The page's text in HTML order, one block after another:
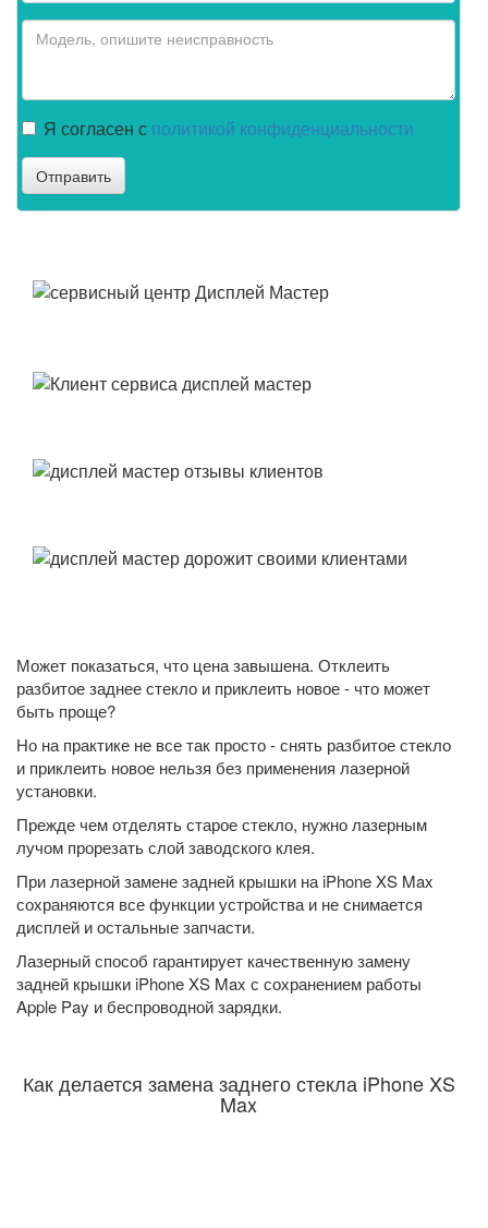
Я согласен с политикой конфиденциальности
Отправить
Может показаться, что цена завышена. Отклеить
разбитое заднее стекло и приклеить новое - что может
быть проще?
Но на практике не все так просто - снять разбитое стекло
и приклеить новое нельзя без применения лазерной
установки.
Прежде чем отделять старое стекло, нужно лазерным
лучом прорезать слой заводского клея.
При лазерной замене задней крышки на iPhone XS Max
сохраняются все функции устройства и не снимается
дисплей и остальные запчасти.
Лазерный способ гарантирует качественную замену
задней крышки iPhone XS Max с сохранением работы
Apple Pay и беспроводной зарядки.
Как делается замена заднего стекла iPhone XS
Max